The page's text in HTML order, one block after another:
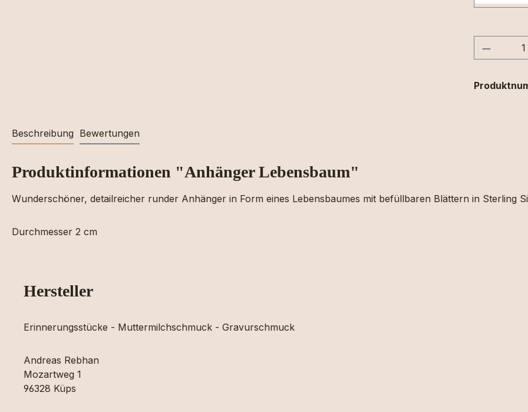
Beschreibung Bewertungen
Produktinformationen "Anhänger Lebensbaum"
Wunderschöner, detailreicher runder Anhänger in Form eines Lebensbaumes mit befüllbaren Blättern in Sterling
Durchmesser 2 cm
Hersteller
Erinnerungsstücke - Muttermilchschmuck - Gravurschmuck
Andreas Rebhan
Mozartweg 1
96328 Küps